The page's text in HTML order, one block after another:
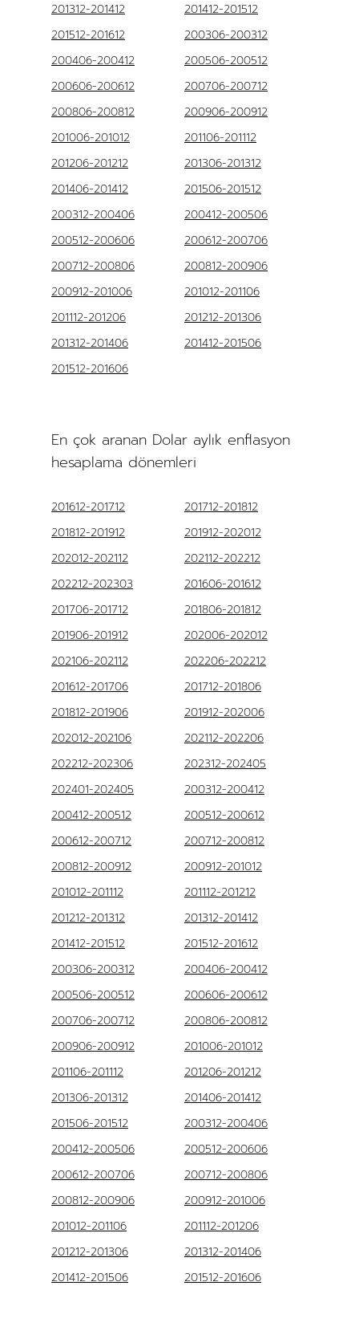
201312-201412
201412-201512
201512-201612
200306-200312
200406-200412
200506-200512
200606-200612
200706-200712
200806-200812
200906-200912
201006-201012
201106-201112
201206-201212
201306-201312
201406-201412
201506-201512
200312-200406
200412-200506
200512-200606
200612-200706
200712-200806
200812-200906
200912-201006
201012-201106
201112-201206
201212-201306
201312-201406
201412-201506
201512-201606
En çok aranan Dolar aylık enflasyon
hesaplama dönemleri
201612-201712
201712-201812
201812-201912
201912-202012
202012-202112
202112-202212
202212-202303
201606-201612
201706-201712
201806-201812
201906-201912
202006-202012
202106-202112
202206-202212
201612-201706
201712-201806
201812-201906
201912-202006
202012-202106
202112-202206
202212-202306
202312-202405
202401-202405
200312-200412
200412-200512
200512-200612
200612-200712
200712-200812
200812-200912
200912-201012
201012-201112
201112-201212
201212-201312
201312-201412
201412-201512
201512-201612
200306-200312
200406-200412
200506-200512
200606-200612
200706-200712
200806-200812
200906-200912
201006-201012
201106-201112
201206-201212
201306-201312
201406-201412
201506-201512
200312-200406
200412-200506
200512-200606
200612-200706
200712-200806
200812-200906
200912-201006
201012-201106
201112-201206
201212-201306
201312-201406
201412-201506
201512-201606